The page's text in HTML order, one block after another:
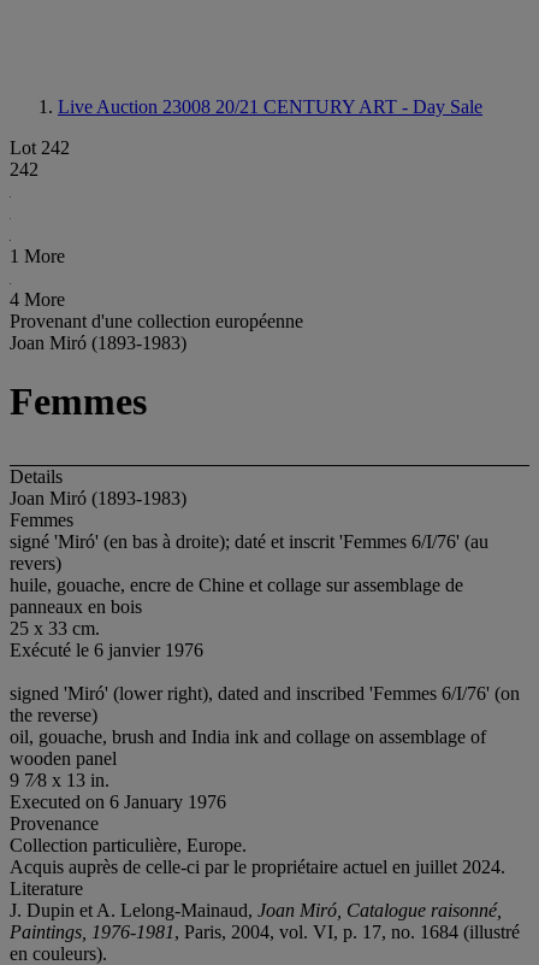
Live Auction 23008 20/21 CENTURY ART - Day Sale
Lot 242
242
1 More
4 More
Provenant d'une collection européenne
Joan Miró (1893-1983)
Femmes
Details
Joan Miró (1893-1983)
Femmes
signé 'Miró' (en bas à droite); daté et inscrit 'Femmes 6/I/76' (au
revers)
huile, gouache, encre de Chine et collage sur assemblage de
panneaux en bois
25 x 33 cm.
Exécuté le 6 janvier 1976
signed 'Miró' (lower right), dated and inscribed 'Femmes 6/I/76' (on
the reverse)
oil, gouache, brush and India ink and collage on assemblage of
wooden panel
9 7⁄8 x 13 in.
Executed on 6 January 1976
Provenance
Collection particulière, Europe.
Acquis auprès de celle-ci par le propriétaire actuel en juillet 2024.
Literature
J. Dupin et A. Lelong-Mainaud, Joan Miró, Catalogue raisonné,
Paintings, 1976-1981, Paris, 2004, vol. VI, p. 17, no. 1684 (illustré
en couleurs).